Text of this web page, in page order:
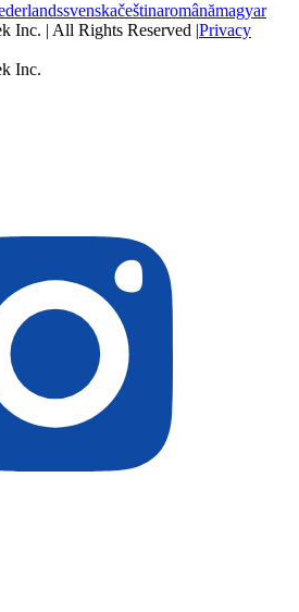
svenskačeštinaromânămagyar
Inc. | All Rights Reserved |Privacy
Inc.